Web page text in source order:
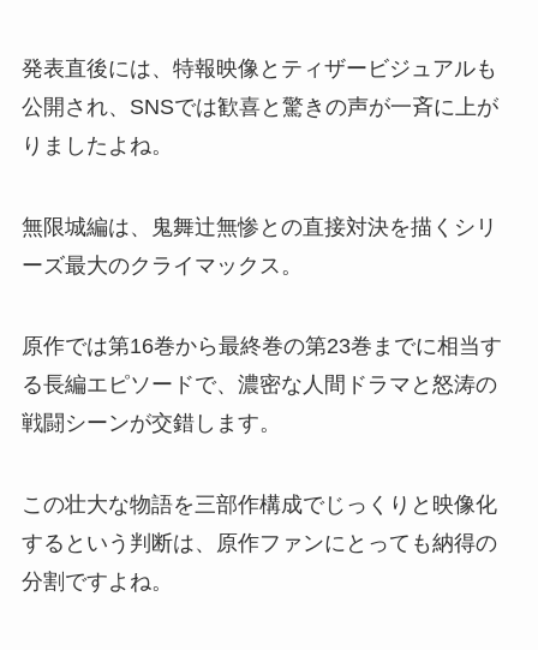
発表直後には、特報映像とティザービジュアルも
公開され、SNSでは歓喜と驚きの声が一斉に上が
りましたよね。
無限城編は、鬼舞辻無惨との直接対決を描くシリ
ーズ最大のクライマックス。
原作では第16巻から最終巻の第23巻までに相当す
る長編エピソードで、濃密な人間ドラマと怒涛の
戦闘シーンが交錯します。
この壮大な物語を三部作構成でじっくりと映像化
するという判断は、原作ファンにとっても納得の
分割ですよね。